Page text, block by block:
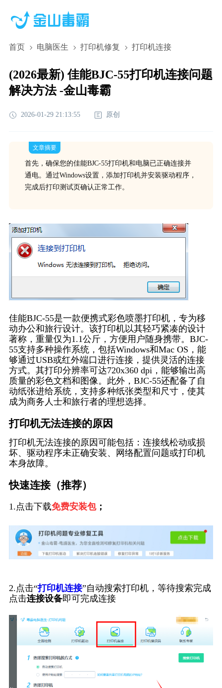
首页 电脑医生 打印机修复 打印机连接
(2026最新) 佳能BJC-55打印机连接问题
解决方法 -金山毒霸
2026-01-29 21:13:55 原创
文章摘要
首先，确保您的佳能BJC-55打印机和电脑已正确连接并
通电。通过Windows设置，添加打印机并安装驱动程序，
完成后打印测试页确认正常工作。
佳能BJC-55是一款便携式彩色喷墨打印机，专为移
动办公和旅行设计。该打印机以其轻巧紧凑的设计
著称，重量仅为1.1公斤，方便用户随身携带。BJC-
55支持多种操作系统，包括Windows和Mac OS，能
够通过USB或红外端口进行连接，提供灵活的连接
方式。其打印分辨率可达720x360 dpi，能够输出高
质量的彩色文档和图像。此外，BJC-55还配备了自
动纸张进给系统，支持多种纸张类型和尺寸，使其
成为商务人士和旅行者的理想选择。
打印机无法连接的原因
打印机无法连接的原因可能包括：连接线松动或损
坏、驱动程序未正确安装、网络配置问题或打印机
本身故障。
快速连接（推荐）
1.点击下载免费安装包；
2.点击“打印机连接”自动搜索打印机，等待搜索完成
点击连接设备即可完成连接